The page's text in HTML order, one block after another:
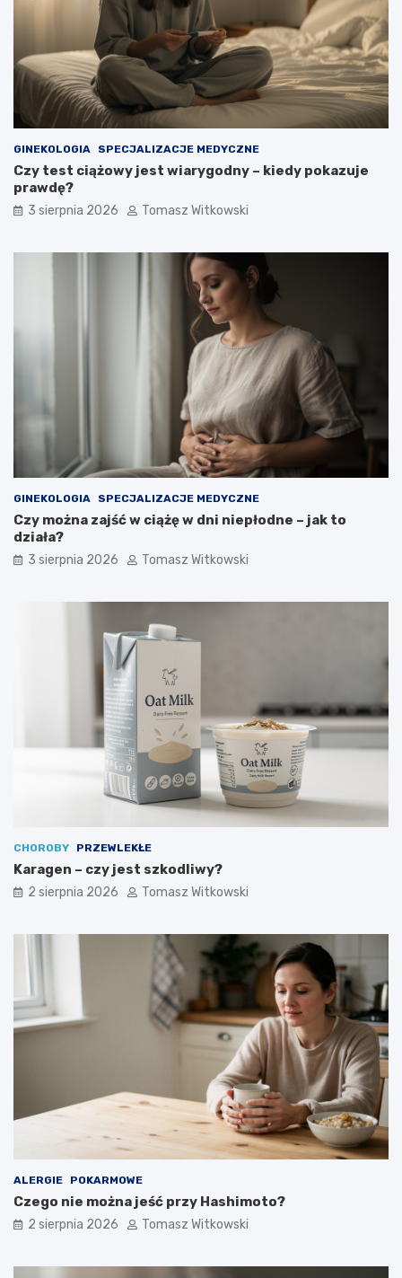
GINEKOLOGIA SPECJALIZACJE MEDYCZNE
Czy test ciążowy jest wiarygodny – kiedy pokazuje
prawdę?
3 sierpnia 2026 Tomasz Witkowski
GINEKOLOGIA SPECJALIZACJE MEDYCZNE
Czy można zajść w ciążę w dni niepłodne – jak to
działa?
3 sierpnia 2026 Tomasz Witkowski
CHOROBY PRZEWLEKŁE
Karagen – czy jest szkodliwy?
2 sierpnia 2026 Tomasz Witkowski
ALERGIE POKARMOWE
Czego nie można jeść przy Hashimoto?
2 sierpnia 2026 Tomasz Witkowski